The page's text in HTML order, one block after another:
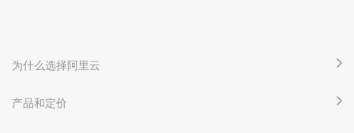
为什么选择阿里云
产品和定价